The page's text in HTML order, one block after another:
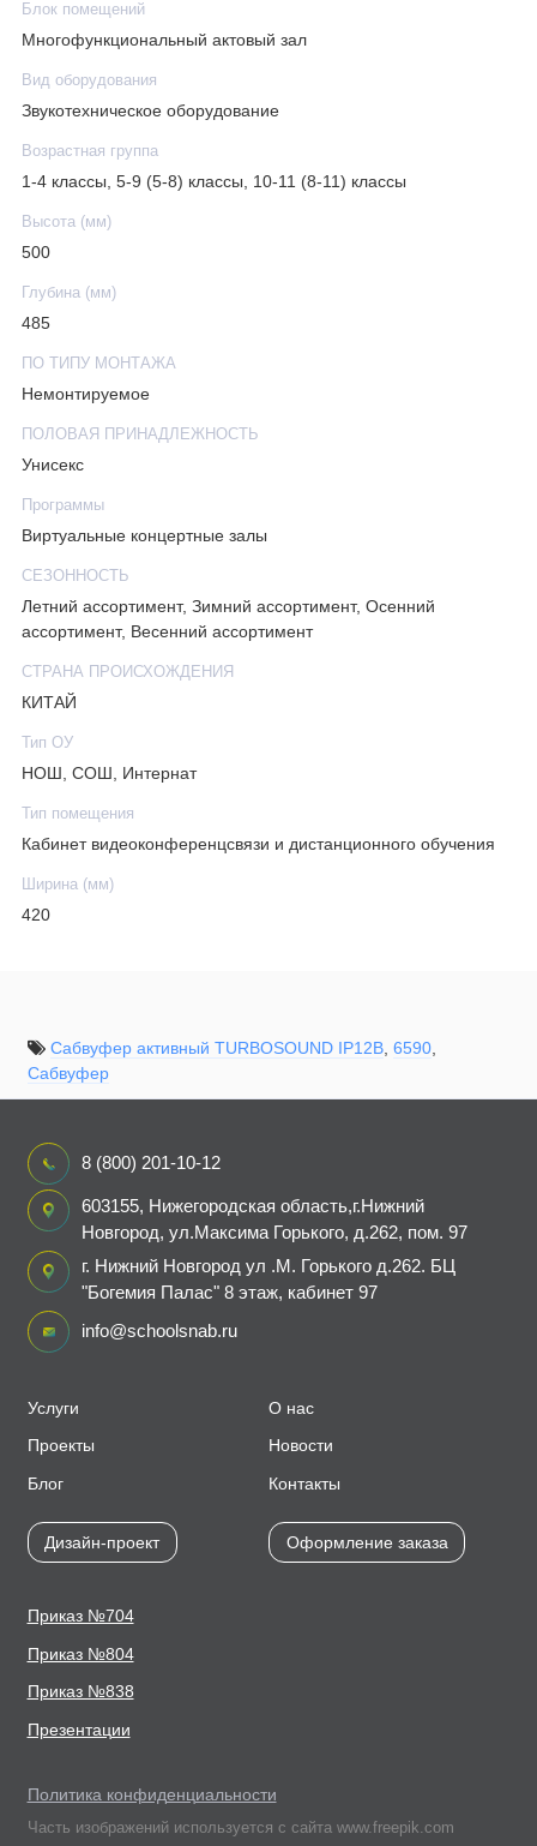
Блок помещений
Многофункциональный актовый зал
Вид оборудования
Звукотехническое оборудование
Возрастная группа
1-4 классы, 5-9 (5-8) классы, 10-11 (8-11) классы
Высота (мм)
500
Глубина (мм)
485
ПО ТИПУ МОНТАЖА
Немонтируемое
ПОЛОВАЯ ПРИНАДЛЕЖНОСТЬ
Унисекс
Программы
Виртуальные концертные залы
СЕЗОННОСТЬ
Летний ассортимент, Зимний ассортимент, Осенний
ассортимент, Весенний ассортимент
СТРАНА ПРОИСХОЖДЕНИЯ
КИТАЙ
Тип ОУ
НОШ, СОШ, Интернат
Тип помещения
Кабинет видеоконференцсвязи и дистанционного обучения
Ширина (мм)
420
Сабвуфер активный TURBOSOUND IP12B, 6590,
Сабвуфер
Услуги
Проекты
Блог
Дизайн-проект
О нас
Новости
Контакты
Оформление заказа
Приказ №704
Приказ №804
Приказ №838
Презентации
8 (800) 201-10-12
603155, Нижегородская область,г.Нижний
Новгород, ул.Максима Горького, д.262, пом. 97
г. Нижний Новгород ул .М. Горького д.262. БЦ
"Богемия Палас" 8 этаж, кабинет 97
info@schoolsnab.ru
Политика конфиденциальности
Часть изображений используется с сайта www.freepik.com